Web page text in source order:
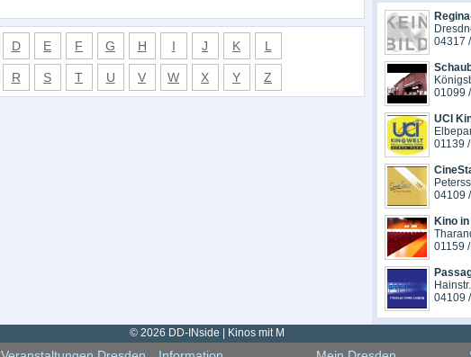
D E F G H I J K L
R S T U V W X Y Z
04317
01099
UCI
01139
04109
Kino
01159
04109
© 2026 DD-INside | Kinos mit M